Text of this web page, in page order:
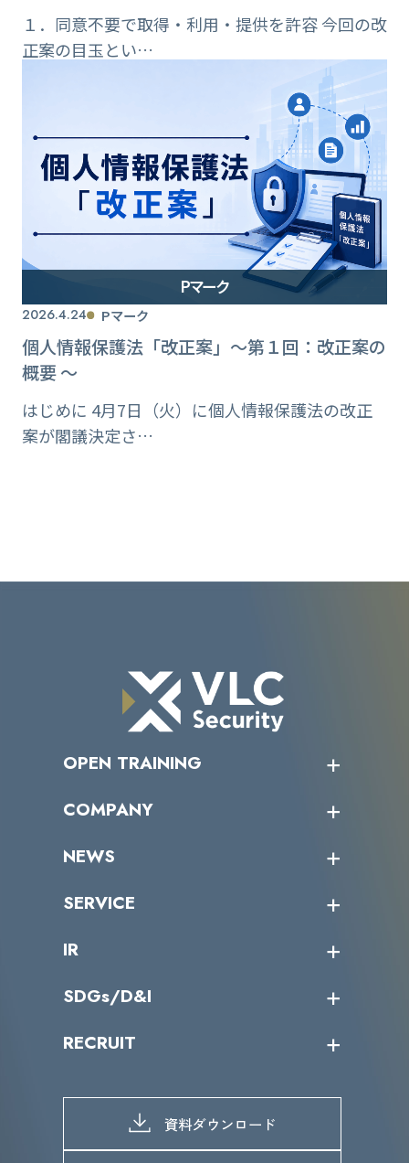
１．同意不要で取得・利用・提供を許容 今回の改
正案の目玉とい…
Pマーク
2026.4.24 Pマーク
個人情報保護法「改正案」〜第１回：改正案の
概要 〜
はじめに 4月7日（火）に個人情報保護法の改正
案が閣議決定さ…
OPEN TRAINING
受講者の声
COMPANY
トップメッセージ
ミッション／ビジョン
パートナー企業一覧
NEWS
サイバーニュース
SERVICE
カテゴリー別サービス一覧
IR
IRカレンダー
IRライブラリー
よくあるご質問
SDGs/D&I
当グループのマテリアリティ
SDGs推進体制
D&Iの取り組み
RECRUIT
募集職種一覧
メッセージ
メンバーインタビュー
資料ダウンロード